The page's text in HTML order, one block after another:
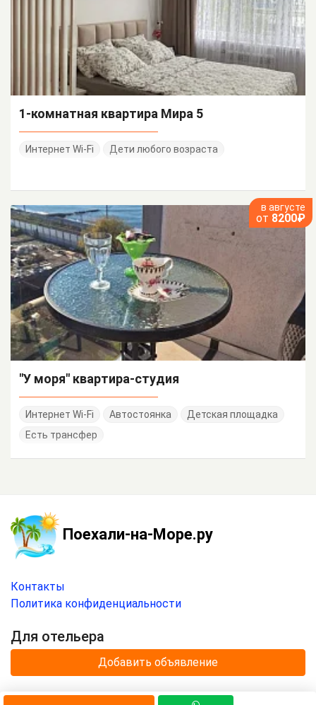
1-комнатная квартира Мира 5
Интернет Wi-Fi Дети любого возраста
в августе
от 8200₽
"У моря" квартира-студия
Интернет Wi-Fi Автостоянка
Детская площадка
Есть трансфер
Поехали-на-Море.ру
Контакты
Политика конфиденциальности
Для отельера
Добавить объявление
© 2020 —2026г.